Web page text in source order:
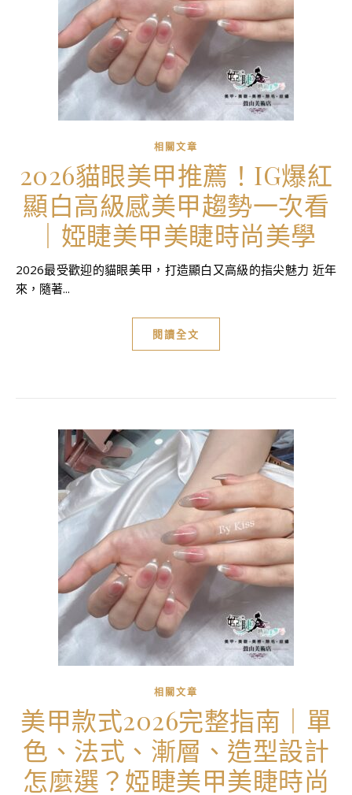
相關文章
2026貓眼美甲推薦！IG爆紅
顯白高級感美甲趨勢一次看
｜婭睫美甲美睫時尚美學
2026最受歡迎的貓眼美甲，打造顯白又高級的指尖魅力 近年
來，隨著...
閱讀全文
相關文章
美甲款式2026完整指南｜單
色、法式、漸層、造型設計
怎麼選？婭睫美甲美睫時尚